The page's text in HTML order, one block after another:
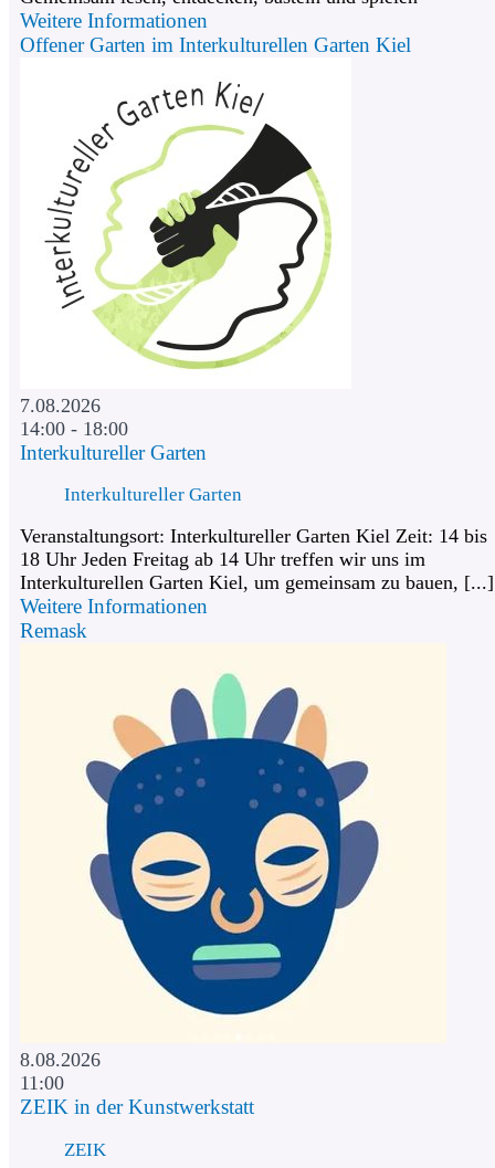
Weitere Informationen
Offener Garten im Interkulturellen Garten Kiel
7.08.2026
14:00 - 18:00
Interkultureller Garten
Interkultureller Garten
Veranstaltungsort: Interkultureller Garten Kiel Zeit: 14 bis
18 Uhr Jeden Freitag ab 14 Uhr treffen wir uns im
Interkulturellen Garten Kiel, um gemeinsam zu bauen, [...]
Weitere Informationen
Remask
8.08.2026
11:00
ZEIK in der Kunstwerkstatt
ZEIK